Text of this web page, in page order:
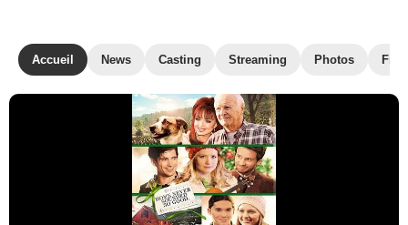
Accueil News Casting Streaming Photos